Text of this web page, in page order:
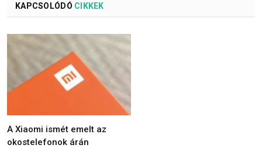
KAPCSOLÓDÓ CIKKEK
A Xiaomi ismét emelt az
okostelefonok árán